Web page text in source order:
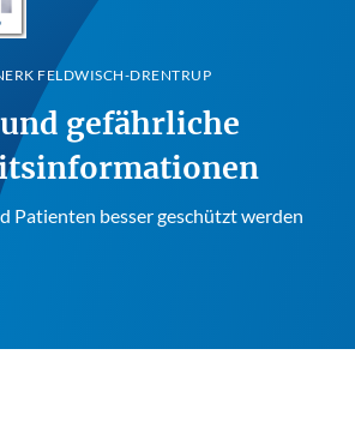
FELDWISCH-DRENTRUP
gefährliche
Patienten besser geschützt werden